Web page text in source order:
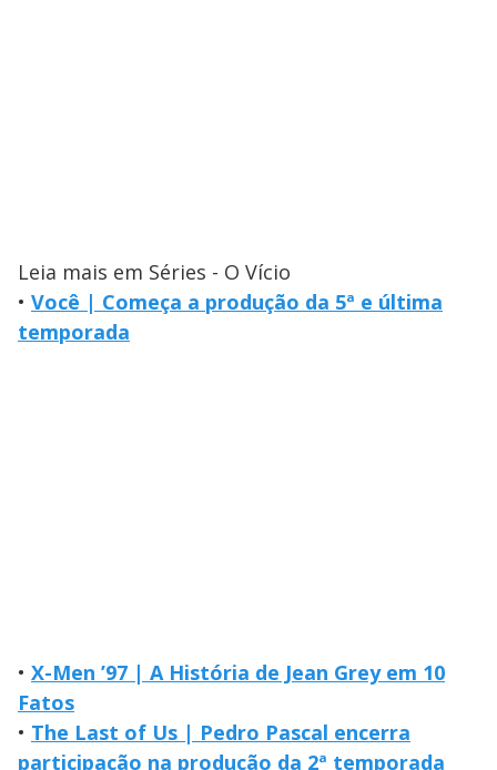
Leia mais em Séries - O Vício
• Você | Começa a produção da 5ª e última
temporada
• X-Men ’97 | A História de Jean Grey em 10
Fatos
• The Last of Us | Pedro Pascal encerra
participação na produção da 2ª temporada